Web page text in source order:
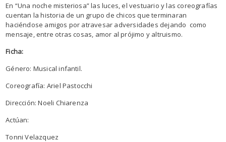
En “Una noche misteriosa” las luces, el vestuario y las coreografías
cuentan la historia de un grupo de chicos que terminaran
haciéndose amigos por atravesar adversidades dejando como
mensaje, entre otras cosas, amor al prójimo y altruismo.
Ficha:
Género: Musical infantil.
Coreografía: Ariel Pastocchi
Dirección: Noeli Chiarenza
Actúan:
Tonni Velazquez